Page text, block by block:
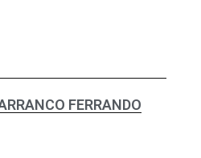
FERRANDO